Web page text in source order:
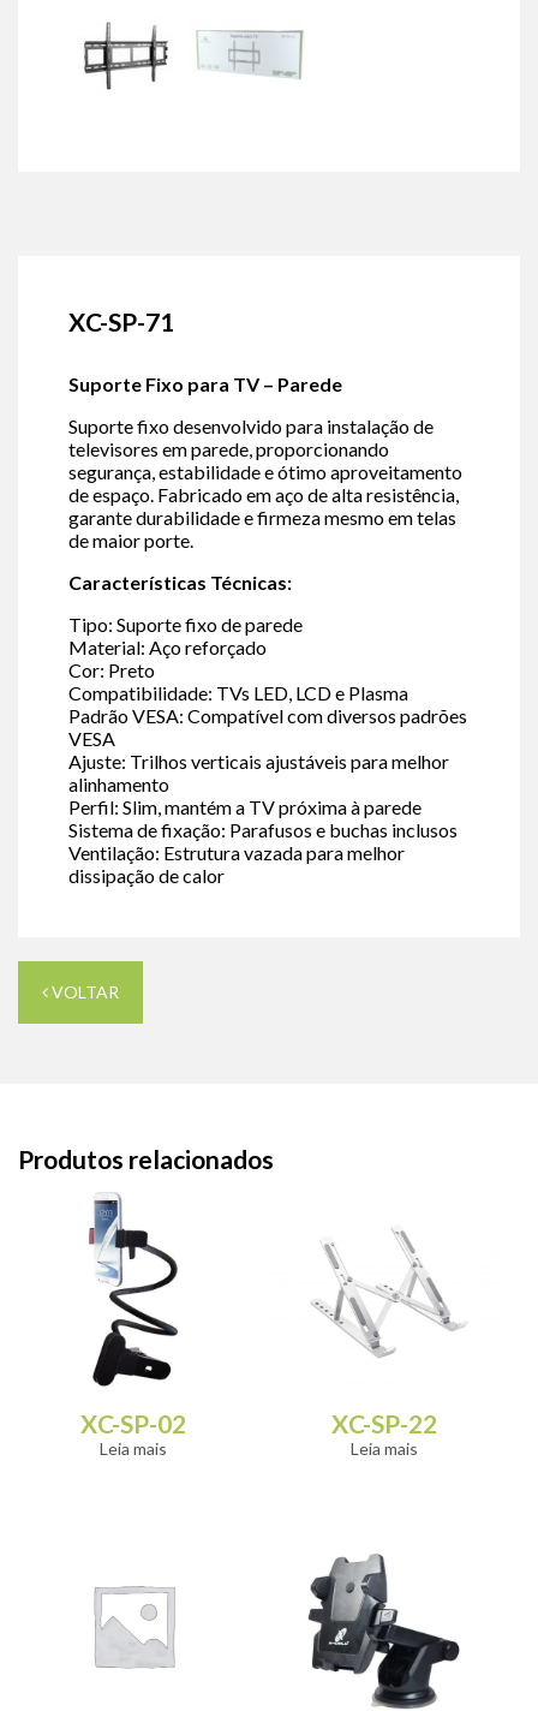
XC-SP-71
Suporte Fixo para TV – Parede
Suporte fixo desenvolvido para instalação de
televisores em parede, proporcionando
segurança, estabilidade e ótimo aproveitamento
de espaço. Fabricado em aço de alta resistência,
garante durabilidade e firmeza mesmo em telas
de maior porte.
Características Técnicas:
Tipo: Suporte fixo de parede
Material: Aço reforçado
Cor: Preto
Compatibilidade: TVs LED, LCD e Plasma
Padrão VESA: Compatível com diversos padrões
VESA
Ajuste: Trilhos verticais ajustáveis para melhor
alinhamento
Perfil: Slim, mantém a TV próxima à parede
Sistema de fixação: Parafusos e buchas inclusos
Ventilação: Estrutura vazada para melhor
dissipação de calor
VOLTAR
Produtos relacionados
XC-SP-02
Leia mais
XC-SP-22
Leia mais